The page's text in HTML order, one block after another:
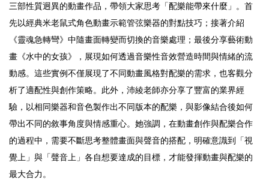
三部性質迥異的動畫作品，帶領大家思考「配樂能帶來什麼」。首
先以經典米老鼠式角色動畫示範管弦樂器的對點技巧；接著介紹
《靈魂急轉彎》中隨畫面轉變而切換的音樂處理；最後分享藝術動
畫《水中的女孩》，展現如何透過音樂性音效營造時間與情緒的流
動感。這些實例不僅展現了不同動畫風格對配樂的需求，也客觀分
析了適配性與創作策略。此外，沛綾老師亦分享了豐富的業界經
驗，以相同樂器和音色製作出不同版本的配樂，與影像結合後如何
帶出不同的敘事角度與情感重心。她強調，在動畫創作與配樂合作
的過程中，需要不斷思考整體畫面與聲音的搭配，明確意識到「視
覺上」與「聲音上」各自想要達成的目標，才能發揮動畫與配樂的
最大合力。